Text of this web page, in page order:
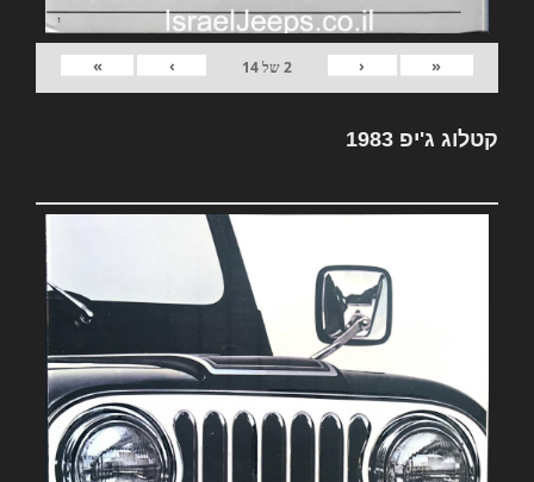
«
‹
2של14
›
»
קטלוג ג'יפ 1983